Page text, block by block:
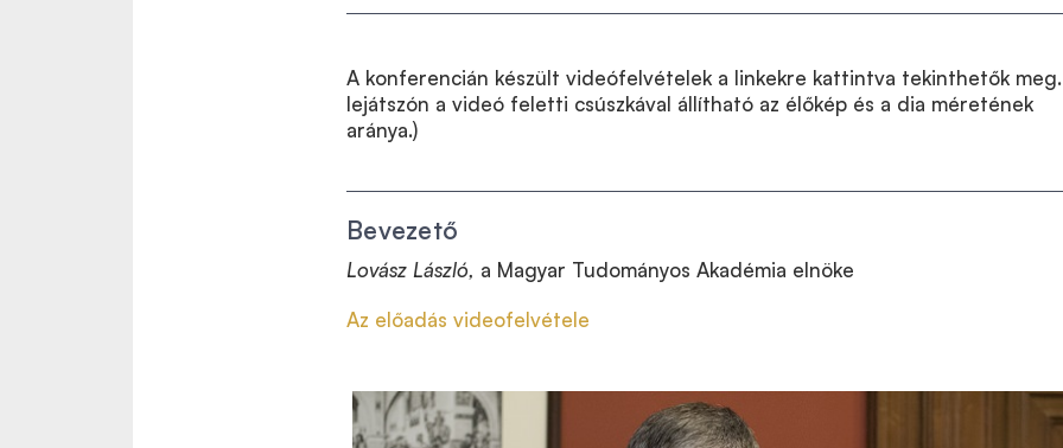
A konferencián készült videófelvételek a linkekre kattintva tekinthetők
lejátszón a videó feletti csúszkával állítható az élőkép és a dia méretének
aránya.)
Bevezető
Lovász László, a Magyar Tudományos Akadémia elnöke
Az előadás videofelvétele